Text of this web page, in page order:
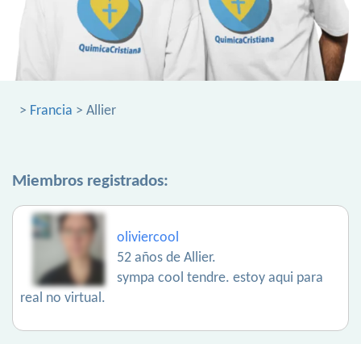
> Francia > Allier
Miembros registrados:
oliviercool
52 años de Allier.
sympa cool tendre. estoy aqui para
real no virtual.